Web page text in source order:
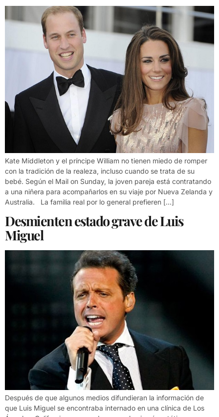
Kate Middleton y el príncipe William no tienen miedo de romper
con la tradición de la realeza, incluso cuando se trata de su
bebé. Según el Mail on Sunday, la joven pareja está contratando
a una niñera para acompañarlos en su viaje por Nueva Zelanda y
Australia. La familia real por lo general prefieren […]
Desmienten estado grave de Luis
Miguel
Después de que algunos medios difundieran la información de
que Luis Miguel se encontraba internado en una clínica de Los